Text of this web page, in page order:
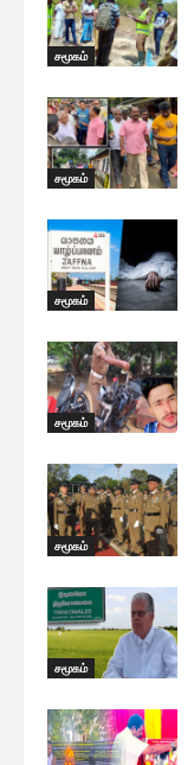
சமூகம்
சமூகம்
சமூகம்
சமூகம்
சமூகம்
சமூகம்